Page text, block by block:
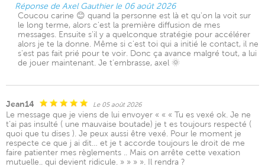
Réponse de Axel Gauthier le 06 août 2026
Coucou carine 😊 quand la personne est là et qu'on la voit sur
le long terme, alors c'est la première diffusion de mes
messages. Ensuite s'il y a quelconque stratégie pour accélérer
alors je te la donne. Même si c'est toi qui a initié le contact, il ne
s'est pas fait prié pour te voir. Donc ça avance malgré tout, a lui
de jouer maintenant. Je t'embrasse, axel 🌞
Jean14 Le 05 août 2026
Le message que je viens de lui envoyer « « « Tu es vexé ok. Je ne
t’ai pas insulté ( une mauvaise boutade) je t es toujours respecté (
quoi que tu dises ). Je peux aussi être vexé. Pour le moment je
respecte ce que j ai dit… et je t accorde toujours le droit de me
faire patienter mes règlements .. Mais on arrête cette vexation
mutuelle.. qui devient ridicule. » » » ». Il rendra ?